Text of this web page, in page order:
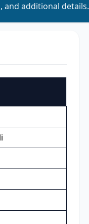
and additional details.